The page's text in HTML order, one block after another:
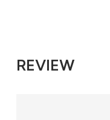
REVIEW